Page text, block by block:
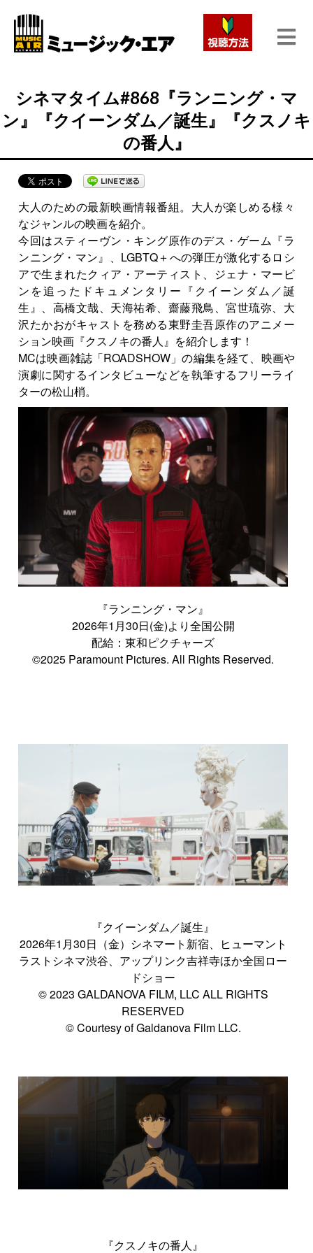
シネマタイム#868『ランニング・マ
ン』『クイーンダム／誕生』『クスノキ
の番人』
大人のための最新映画情報番組。大人が楽しめる様々
なジャンルの映画を紹介。
今回はスティーヴン・キング原作のデス・ゲーム『ラ
ンニング・マン』、LGBTQ＋への弾圧が激化するロシ
アで生まれたクィア・アーティスト、ジェナ・マービ
ンを追ったドキュメンタリー『クイーンダム／誕
生』、高橋文哉、天海祐希、齋藤飛鳥、宮世琉弥、大
沢たかおがキャストを務める東野圭吾原作のアニメー
ション映画『クスノキの番人』を紹介します！
MCは映画雑誌「ROADSHOW」の編集を経て、映画や
演劇に関するインタビューなどを執筆するフリーライ
ターの松山梢。
『ランニング・マン』
2026年1月30日(金)より全国公開
配給：東和ピクチャーズ
©2025 Paramount Pictures. All Rights Reserved.
『クイーンダム／誕生』
2026年1月30日（金）シネマート新宿、ヒューマント
ラストシネマ渋谷、アップリンク吉祥寺ほか全国ロー
ドショー
© 2023 GALDANOVA FILM, LLC ALL RIGHTS
RESERVED
© Courtesy of Galdanova Film LLC.
『クスノキの番人』